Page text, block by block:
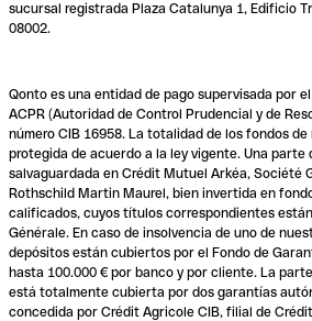
sucursal registrada Plaza Catalunya 1, Edificio
08002.
Qonto es una entidad de pago supervisada por
ACPR (Autoridad de Control Prudencial y de
número CIB 16958. La totalidad de los fondos
protegida de acuerdo a la ley vigente. Una parte
salvaguardada en Crédit Mutuel Arkéa, Société
Rothschild Martin Maurel, bien invertida en
calificados, cuyos títulos correspondientes
Générale. En caso de insolvencia de uno de
depósitos están cubiertos por el Fondo de
hasta 100.000 € por banco y por cliente. La
está totalmente cubierta por dos garantías
concedida por Crédit Agricole CIB, filial de